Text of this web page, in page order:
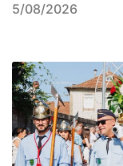
5/08/2026